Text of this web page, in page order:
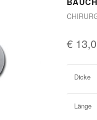
€
Dicke
Länge